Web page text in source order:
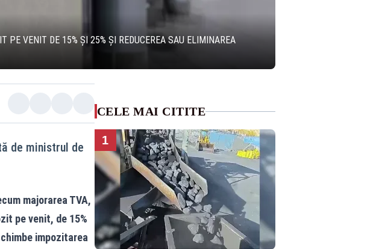
PE VENIT DE 15% ȘI 25% ȘI REDUCEREA SAU ELIMINAREA
de ministrul de
majorarea TVA,
pe venit, de 15%
impozitarea
CELE MAI CITITE
1